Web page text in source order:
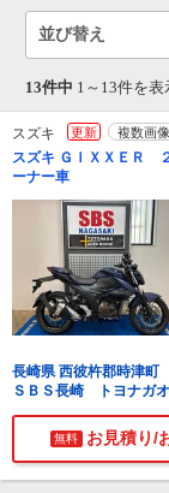
並び替え
13件中 1～ 13件を表
スズキ 更新 複数画像
スズキ ＧＩＸＸＥＲ
ーナー車
長崎県 西彼杵郡時津町
ＳＢＳ長崎 トヨナガ
無料 お見積り/